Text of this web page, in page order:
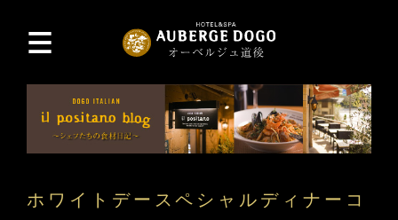
ホワイトデースペシャルディナーコ